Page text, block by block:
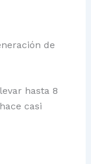
de
hasta 8
casi